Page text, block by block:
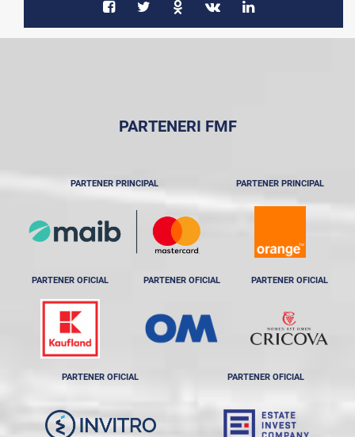
PARTENERI FMF
PARTENER PRINCIPAL PARTENER PRINCIPAL
PARTENER OFICIAL PARTENER OFICIAL PARTENER OFICIAL
PARTENER OFICIAL PARTENER OFICIAL